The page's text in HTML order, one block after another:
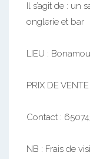
Il s’agit de : un
onglerie et bar
LIEU :
PRIX DE
Contact :
NB : Frais de